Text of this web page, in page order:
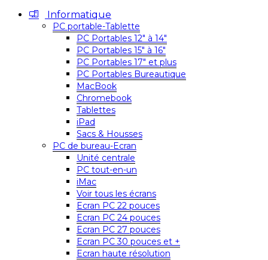
Informatique
PC portable-Tablette
PC Portables 12″ à 14″
PC Portables 15″ à 16″
PC Portables 17″ et plus
PC Portables Bureautique
MacBook
Chromebook
Tablettes
iPad
Sacs & Housses
PC de bureau-Ecran
Unité centrale
PC tout-en-un
iMac
Voir tous les écrans
Ecran PC 22 pouces
Ecran PC 24 pouces
Ecran PC 27 pouces
Ecran PC 30 pouces et +
Ecran haute résolution